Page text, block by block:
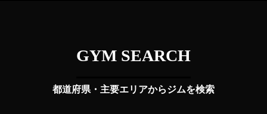
GYM SEARCH
都道府県・主要エリアからジムを検索